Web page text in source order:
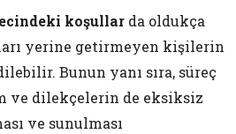
koşullar da oldukça
yerine getirmeyen kişilerin
Bunun yanı sıra, süreç
ve dilekçelerin de eksiksiz
ve sunulması